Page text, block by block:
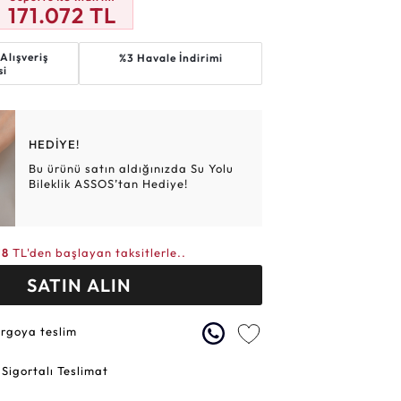
Elmas Bilezikler
Altın Tesbihler
Altın Hasır Setler
Violet
171.072 TL
Alışveriş
%3 Havale İndirimi
HEDİYE!
Bu ürünü satın aldığınızda Su Yolu
Bileklik ASSOS’tan Hediye!
TL'den başlayan taksitlerle..
SATIN ALIN
teslim
Teslimat